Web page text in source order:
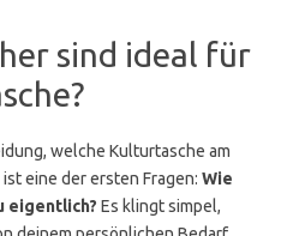
sind ideal für
welche Kulturtasche am
eine der ersten Fragen: Wie
eigentlich? Es klingt simpel,